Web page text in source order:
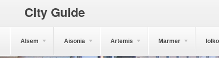
City Guide
Alsem Aisonia Artemis Marmer